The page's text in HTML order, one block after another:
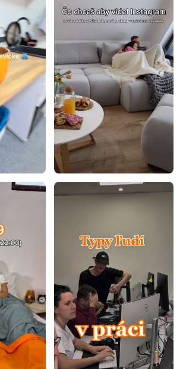
Rošty do postele 70x200
Rošty do 150 kg